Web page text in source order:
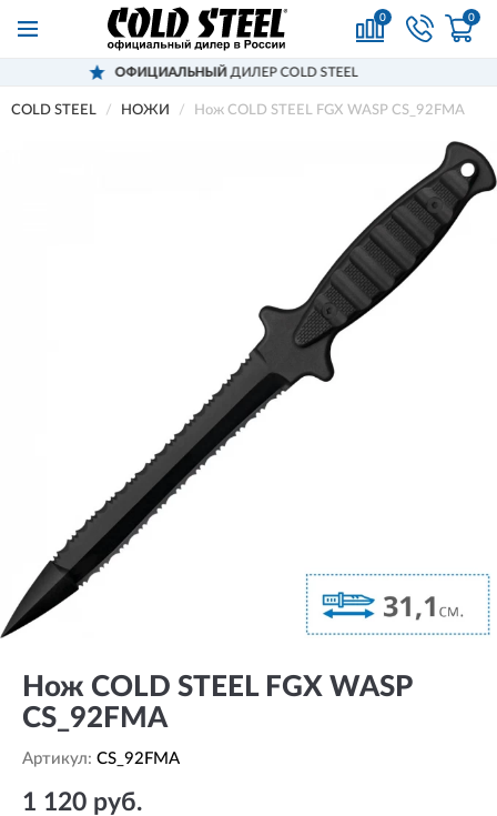
0 0
ОФИЦИАЛЬНЫЙДИЛЕР COLD STEEL
COLD STEEL НОЖИ Нож COLD STEEL FGX WASP CS_92FMA
Нож COLD STEEL FGX WASP
CS_92FMA
Артикул: CS_92FMA
1 120 руб.